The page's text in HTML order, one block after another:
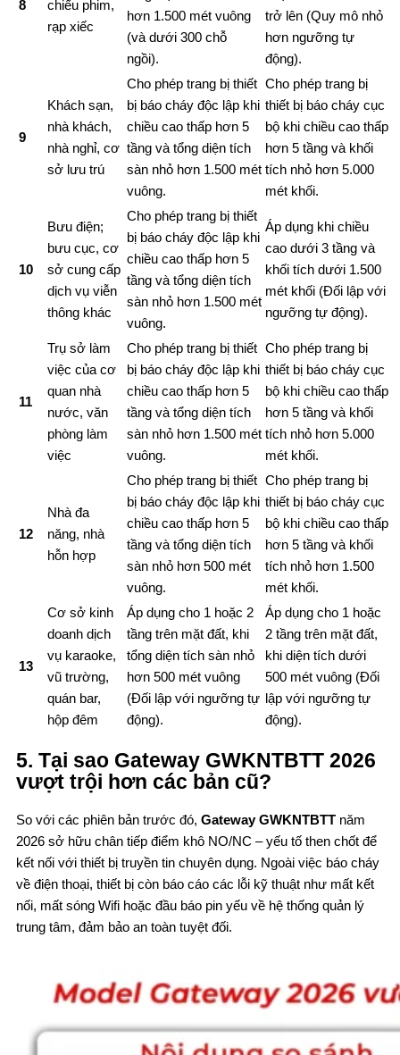
8
chiếu phim,
rạp xiếc
hơn 1.500 mét vuông
(và dưới 300 chỗ
ngồi).
trở lên (Quy mô nhỏ
hơn ngưỡng tự
động).
9
Khách sạn,
nhà khách,
nhà nghỉ, cơ
sở lưu trú
Cho phép trang bị thiết
bị báo cháy độc lập khi
chiều cao thấp hơn 5
tầng và tổng diện tích
sàn nhỏ hơn 1.500 mét
vuông.
Cho phép trang bị
thiết bị báo cháy cục
bộ khi chiều cao thấp
hơn 5 tầng và khối
tích nhỏ hơn 5.000
mét khối.
10
Bưu điện;
bưu cục, cơ
sở cung cấp
dịch vụ viễn
thông khác
Cho phép trang bị thiết
bị báo cháy độc lập khi
chiều cao thấp hơn 5
tầng và tổng diện tích
sàn nhỏ hơn 1.500 mét
vuông.
Áp dụng khi chiều
cao dưới 3 tầng và
khối tích dưới 1.500
mét khối (Đối lập với
ngưỡng tự động).
11
Trụ sở làm
việc của cơ
quan nhà
nước, văn
phòng làm
việc
Cho phép trang bị thiết
bị báo cháy độc lập khi
chiều cao thấp hơn 5
tầng và tổng diện tích
sàn nhỏ hơn 1.500 mét
vuông.
Cho phép trang bị
thiết bị báo cháy cục
bộ khi chiều cao thấp
hơn 5 tầng và khối
tích nhỏ hơn 5.000
mét khối.
12
Nhà đa
năng, nhà
hỗn hợp
Cho phép trang bị thiết
bị báo cháy độc lập khi
chiều cao thấp hơn 5
tầng và tổng diện tích
sàn nhỏ hơn 500 mét
vuông.
Cho phép trang bị
thiết bị báo cháy cục
bộ khi chiều cao thấp
hơn 5 tầng và khối
tích nhỏ hơn 1.500
mét khối.
13
Cơ sở kinh
doanh dịch
vụ karaoke,
vũ trường,
quán bar,
hộp đêm
Áp dụng cho 1 hoặc 2
tầng trên mặt đất, khi
tổng diện tích sàn nhỏ
hơn 500 mét vuông
(Đối lập với ngưỡng tự
động).
Áp dụng cho 1 hoặc
2 tầng trên mặt đất,
khi diện tích dưới
500 mét vuông (Đối
lập với ngưỡng tự
động).
5. Tại sao Gateway GWKNTBTT 2026
vượt trội hơn các bản cũ?
So với các phiên bản trước đó, Gateway GWKNTBTT năm
2026 sở hữu chân tiếp điểm khô NO/NC – yếu tố then chốt để
kết nối với thiết bị truyền tin chuyên dụng. Ngoài việc báo cháy
về điện thoại, thiết bị còn báo cáo các lỗi kỹ thuật như mất kết
nối, mất sóng Wifi hoặc đầu báo pin yếu về hệ thống quản lý
trung tâm, đảm bảo an toàn tuyệt đối.